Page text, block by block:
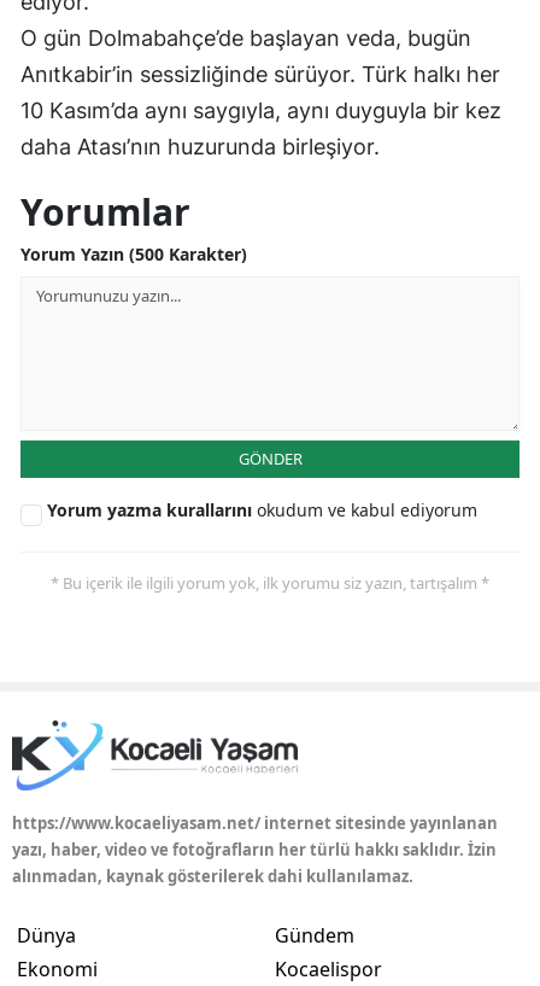
O gün Dolmabahçe’de başlayan veda, bugün
Anıtkabir’in sessizliğinde sürüyor. Türk halkı her
10 Kasım’da aynı saygıyla, aynı duyguyla bir kez
daha Atası’nın huzurunda birleşiyor.
Yorumlar
Yorum Yazın (500 Karakter)
GÖNDER
Yorum yazma kurallarını okudum ve kabul ediyorum
* Bu içerik ile ilgili yorum yok, ilk yorumu siz yazın, tartışalım *
https://www.kocaeliyasam.net/ internet sitesinde yayınlanan
yazı, haber, video ve fotoğrafların her türlü hakkı saklıdır. İzin
alınmadan, kaynak gösterilerek dahi kullanılamaz.
Dünya
Ekonomi
Gündem
Kocaelispor